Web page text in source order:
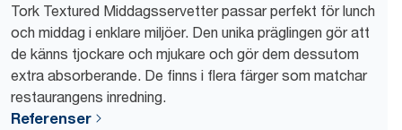
Tork Textured Middagsservetter passar perfekt för lunch
och middag i enklare miljöer. Den unika präglingen gör att
de känns tjockare och mjukare och gör dem dessutom
extra absorberande. De finns i flera färger som matchar
restaurangens inredning.
Referenser